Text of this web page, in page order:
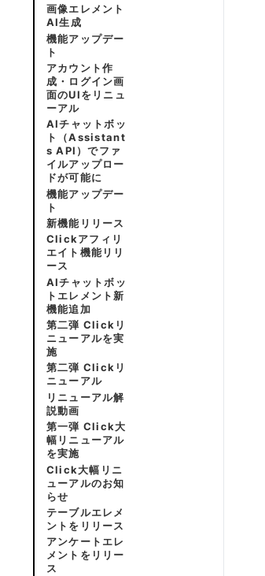
画像エレメント
AI生成
機能アップデー
ト
アカウント作
成・ログイン画
面のUIをリニュ
ーアル
AIチャットボッ
ト（Assistant
s API）でファ
イルアップロー
ドが可能に
機能アップデー
ト
新機能リリース
Clickアフィリ
エイト機能リリ
ース
AIチャットボッ
トエレメント新
機能追加
第二弾 Clickリ
ニューアルを実
施
第二弾 Clickリ
ニューアル
リニューアル解
説動画
第一弾 Click大
幅リニューアル
を実施
Click大幅リニ
ューアルのお知
らせ
テーブルエレメ
ントをリリース
アンケートエレ
メントをリリー
ス